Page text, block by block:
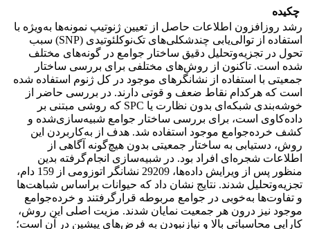
چکیده
رشد روزافزون اطلاعات حاصل از تعیین ژنوتیپ نمونه‌ها به‌ویژه با
استفاده از توالی‌یابی چندشکلی‌های تک‌نوکلئوتیدی (SNP) سبب
تحول در تجزیه‌وتحلیل دقیق ساختار جوامع در گونه‌های مختلف
شده است. تاکنون از روش‌های مختلفی برای بررسی ساختار
جمعیتی با استفاده از نشانگرهای موجود در کل ژنوم استفاده شده
است که هرکدام نقاط ضعف و قوتی دارند. در بررسی حاضر از
خوشه‌بندی شبکه‌ای بدون نظارت یا SPC که روشی مبتنی بر
داده‌کاوی است، برای بررسی ساختار جوامع شبیه‌سازی‌شده و
کشف خرده‌جوامع موجود استفاده شد. هدف از به‌کاربردن این
روش، دستیابی به ساختار جمعیتی بدون هیچ‌گونه آگاهی از
اطلاعات شجره‌ای افراد بود. در شبیه‌سازی انجام‌گرفته بدین
منظور پس از ویرایش داده‌ها، 29209 نشانگر اتوزومی از 159 دام،
تجزیه‌وتحلیل شدند. نتایج نشان داد که حیوانات براساس شباهت‌ها
و تفاوت‌ها به‌خوبی در جوامع مربوطه قرارگرفتند و خرده‌جوامع
موجود نیز درون هر جمعیت نمایان شدند. مزیت اصلی این روش،
کارایی محاسباتی بالا و نیازنبودن به فرض‌های پیشین در آن است؛